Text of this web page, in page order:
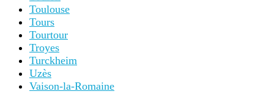
Toulouse
Tours
Tourtour
Troyes
Turckheim
Uzès
Vaison-la-Romaine